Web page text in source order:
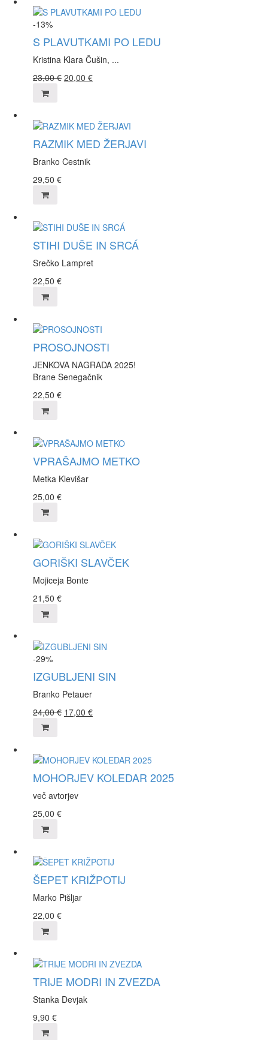
-13%
S PLAVUTKAMI PO LEDU
Kristina Klara Čušin, ...
23,00€ 20,00 €
RAZMIK MED ŽERJAVI
Branko Cestnik
29,50 €
STIHI DUŠE IN SRCÁ
Srečko Lampret
22,50 €
PROSOJNOSTI
JENKOVA NAGRADA 2025!
Brane Senegačnik
22,50 €
VPRAŠAJMO METKO
Metka Klevišar
25,00 €
GORIŠKI SLAVČEK
Mojiceja Bonte
21,50 €
-29%
IZGUBLJENI SIN
Branko Petauer
24,00€ 17,00 €
MOHORJEV KOLEDAR 2025
več avtorjev
25,00 €
ŠEPET KRIŽPOTIJ
Marko Pišljar
22,00 €
TRIJE MODRI IN ZVEZDA
Stanka Devjak
9,90 €